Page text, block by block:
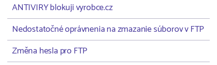
ANTIVIRY blokuji vyrobce.cz
Nedostatočné oprávnenia na zmazanie súborov v FTP
Změna hesla pro FTP